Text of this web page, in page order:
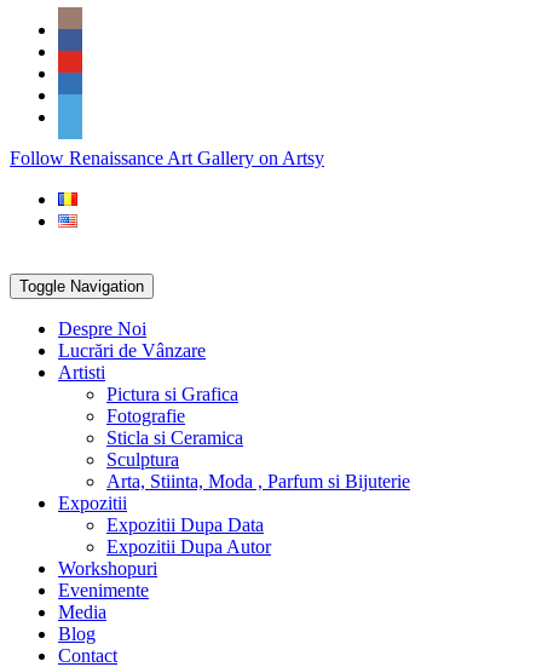
Skip
content
Social
Icons
PARTENER
Follow Renaissance Art Gallery on Artsy
Toggle Navigation
Despre Noi
Lucrări de Vânzare
Artisti
Pictura si Grafica
Fotografie
Sticla si Ceramica
Sculptura
Arta, Stiinta, Moda , Parfum si Bijuterie
Expozitii
Expozitii Dupa Data
Expozitii Dupa Autor
Workshopuri
Evenimente
Media
Blog
Contact